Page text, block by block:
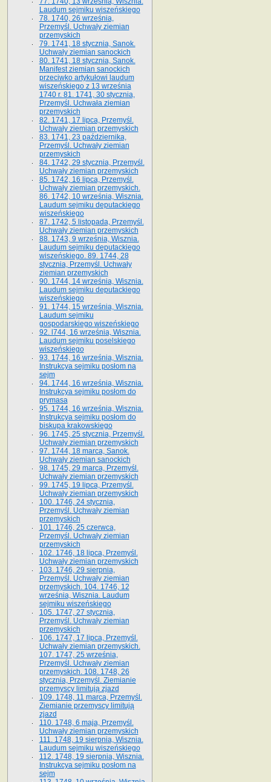
Laudum sejmiku wiszeńskiego
78. 1740, 26 września,
Przemyśl. Uchwały ziemian
przemyskich
79. 1741, 18 stycznia, Sanok.
Uchwały ziemian sanockich
80. 1741, 18 stycznia, Sanok.
Manifest ziemian sanockich
przeciwko artykułowi laudum
wiszeńskiego z 13 wrze­śnia
1740 r. 81. 1741, 30 stycznia,
Przemyśl. Uchwała ziemian
przemyskich
82. 1741, 17 lipca, Przemyśl.
Uchwały ziemian przemyskich
83. 1741, 23 października,
Przemyśl. Uchwały ziemian
przemyskich
84. 1742, 29 stycznia, Przemyśl.
Uchwały ziemian przemyskich
85. 1742, 16 lipca, Przemyśl.
Uchwały ziemian przemyskich.
86. 1742, 10 września, Wisznia.
Laudum sejmiku deputackiego
wiszeńskiego
87. 1742, 5 listopada, Przemyśl.
Uchwały ziemian przemyskich
88. 1743, 9 września, Wisznia.
Laudum sejmiku deputackiego
wiszeńskiego. 89. 1744, 28
stycznia, Przemyśl. Uchwały
ziemian przemyskich
90. 1744, 14 września, Wisznia.
Laudum sejmiku deputackiego
wiszeńskiego
91. 1744, 15 września, Wisznia.
Laudum sejmiku
gospodarskiego wiszeńskiego
92. l744, 16 września, Wisznia.
Laudum sejmiku poselskiego
wiszeńskiego
93. 1744, 16 września, Wisznia.
Instrukcya sejmiku posłom na
sejm
94. 1744, 16 września, Wisznia.
Instrukcya sejmiku posłom do
prymasa
95. 1744, 16 września, Wisznia.
Instrukcya sejmiku posłom do
biskupa krakowskiego
96. 1745, 25 stycznia, Przemyśl.
Uchwały ziemian przemyskich
97. 1744, 18 marca, Sanok.
Uchwały ziemian sanockich
98. 1745, 29 marca, Przemyśl.
Uchwały ziemian przemyskich
99. 1745, 19 lipca, Przemyśl.
Uchwały ziemian przemyskich
100. 1746, 24 stycznia,
Przemyśl. Uchwały ziemian
przemyskich
101. 1746, 25 czerwca,
Przemyśl. Uchwały ziemian
przemyskich
102. 1746, 18 lipca, Przemyśl.
Uchwały ziemian przemyskich
103. 1746, 29 sierpnia,
Przemyśl. Uchwały ziemian
przemyskich. 104. 1746, 12
września, Wisznia. Laudum
sejmiku wiszeńskiego
105. 1747, 27 stycznia,
Przemyśl. Uchwały ziemian
przemyskich
106. 1747, 17 lipca, Przemyśl.
Uchwały ziemian przemyskich.
107. 1747, 25 września,
Przemyśl. Uchwały ziemian
przemyskich. 108. 1748, 26
stycznia, Przemyśl. Ziemianie
przemyscy limitują zjazd
109. 1748, 11 marca, Przemyśl.
Ziemianie przemyscy limitują
zjazd
110. 1748, 6 maja, Przemyśl.
Uchwały ziemian przemyskich
111. 1748, 19 sierpnia, Wisznia.
Laudum sejmiku wiszeńskiego
112. 1748, 19 sierpnia, Wisznia.
Instrukcya sejmiku posłom na
sejm